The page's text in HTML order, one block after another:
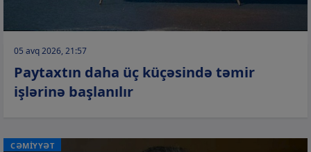
05 avq 2026, 21:57
Paytaxtın daha üç küçəsində təmir
işlərinə başlanılır
CƏMİYYƏT